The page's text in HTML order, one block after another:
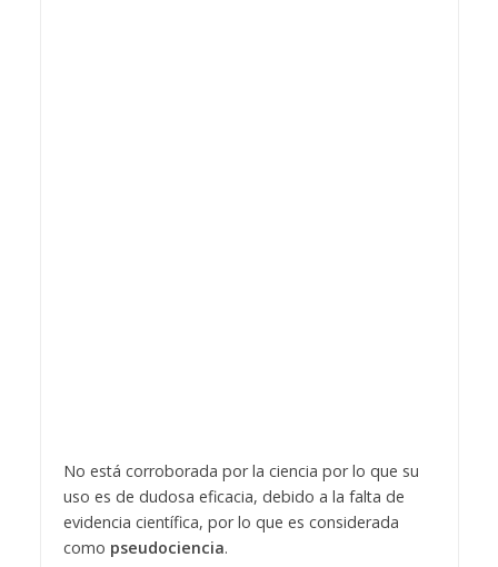
No está corroborada por la ciencia por lo que su
uso es de dudosa eficacia, debido a la falta de
evidencia científica, por lo que es considerada
como pseudociencia.